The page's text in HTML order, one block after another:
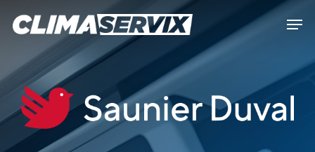
content
Menu